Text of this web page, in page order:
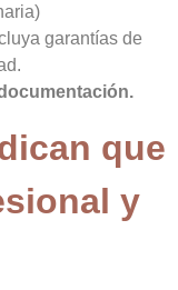
garantías de
que
y